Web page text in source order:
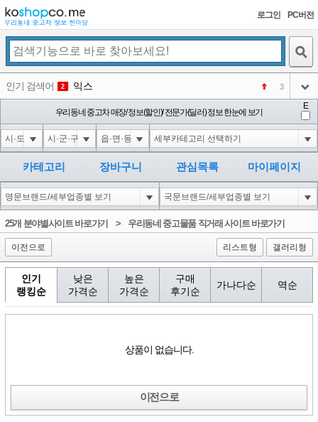
로그인 PC버전
인기 검색어 2 익스 3
3 미끄럼방지
아이콘
4 대성설렁탕
아이콘
5
아이콘
1
6 강남면옥
아이콘
NEW
코샵
우리동네 중고차 매장/ 정보(할인)/ 전문가(딜러) 정보 한눈에 보기
E
카테고리 장바구니 관심목록 마이페이지
25개 분야별사이트 바로가기 > 우리동네 중고물품 직거래 사이트 바로가기
이전으로 리스트형 갤러리형
인기
랭킹순
낮은
가격순
높은
가격순
구매
후기순
가나다순 역순
상품이 없습니다.
이전으로